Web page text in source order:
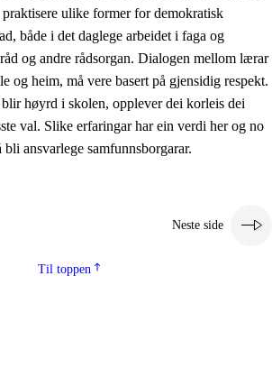
ulike former for demokratisk
både i det daglege arbeidet i faga og
og andre rådsorgan. Dialogen mellom lærar
og heim, må vere basert på gjensidig respekt.
høyrd i skolen, opplever dei korleis dei
val. Slike erfaringar har ein verdi her og no
ansvarlege samfunnsborgarar.
Neste side
Til toppen